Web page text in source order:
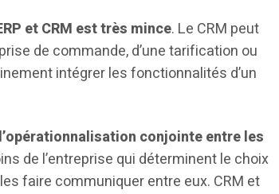
et CRM est très mince. Le CRM peut
de commande, d’une tarification ou
intégrer les fonctionnalités d’un
l’opérationnalisation conjointe entre les
de l’entreprise qui déterminent le choix
faire communiquer entre eux. CRM et